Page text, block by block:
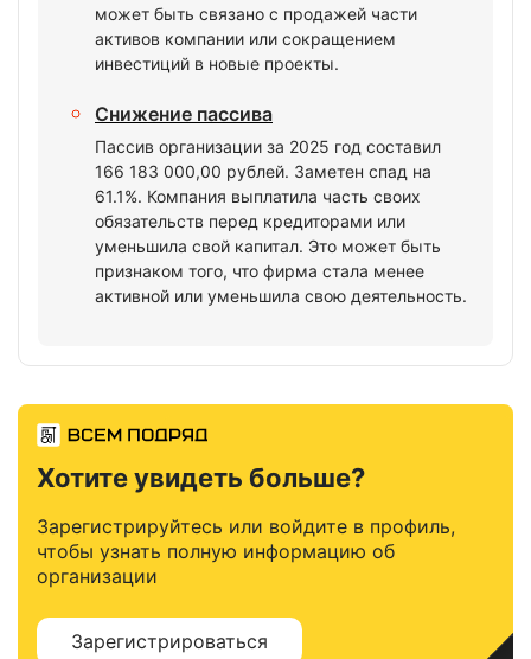
может быть связано с продажей части
активов компании или сокращением
инвестиций в новые проекты.
Снижение пассива
Пассив организации за 2025 год составил
166 183 000,00 рублей. Заметен спад на
61.1%. Компания выплатила часть своих
обязательств перед кредиторами или
уменьшила свой капитал. Это может быть
признаком того, что фирма стала менее
активной или уменьшила свою деятельность.
Хотите увидеть больше?
Зарегистрируйтесь или войдите в профиль,
чтобы узнать полную информацию об
организации
Зарегистрироваться